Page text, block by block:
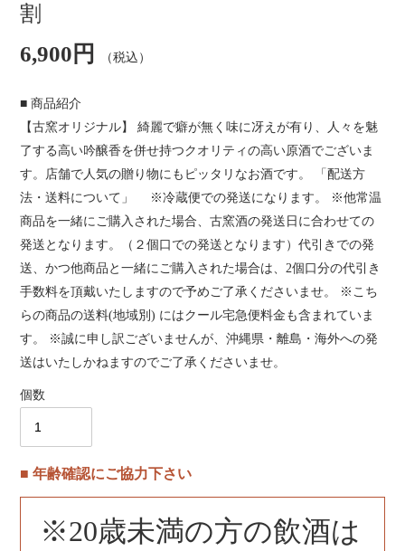
割
通
常
格
6,900円 （税込）
■ 商品紹介
【古窯オリジナル】 綺麗で癖が無く味に冴えが有り、人々を魅
了する高い吟醸香を併せ持つクオリティの高い原酒でございま
す。店舗で人気の贈り物にもピッタリなお酒です。 「配送方
法・送料について」 ※冷蔵便での発送になります。 ※他常温
商品を一緒にご購入された場合、古窯酒の発送日に合わせての
発送となります。（２個口での発送となります）代引きでの発
送、かつ他商品と一緒にご購入された場合は、2個口分の代引き
手数料を頂戴いたしますので予めご了承くださいませ。 ※こち
らの商品の送料(地域別) にはクール宅急便料金も含まれていま
す。 ※誠に申し訳ございませんが、沖縄県・離島・海外への発
送はいたしかねますのでご了承くださいませ。
個数
■ 年齢確認にご協力下さい
※20歳未満の方の飲酒は